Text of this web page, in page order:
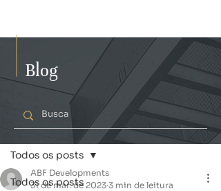
Post
Todos os posts
Todos os posts
ABF Developments
31 de mar. de 2023 3 min de leitura
Blog